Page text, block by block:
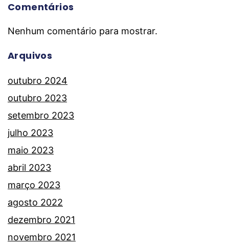
Comentários
Nenhum comentário para mostrar.
Arquivos
outubro 2024
outubro 2023
setembro 2023
julho 2023
maio 2023
abril 2023
março 2023
agosto 2022
dezembro 2021
novembro 2021